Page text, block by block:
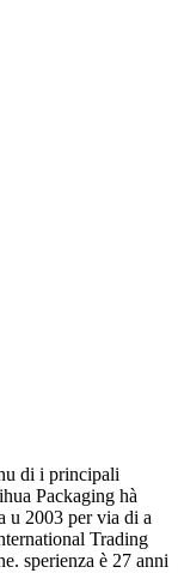
di i principali
Packaging hà
u 2003 per via di a
Trading
sperienza è 27 anni